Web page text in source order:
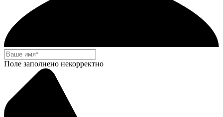
Поле заполнено некорректно